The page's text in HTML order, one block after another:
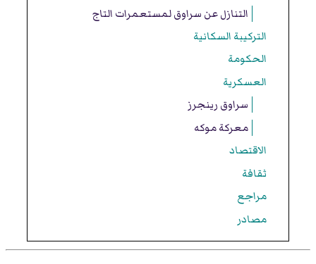
التنازل عن سراوق لمستعمرات التاج
التركيبة السكانية
الحكومة
العسكرية
سراوق رينجرز
معركة موكه
الاقتصاد
ثقافة
مراجع
مصادر